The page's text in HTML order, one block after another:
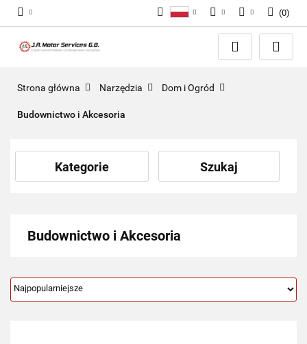
GBP
Zaloguj się
Dodaj zgłoszenie
(0)
Strona główna Narzędzia Dom i Ogród
Budownictwo i Akcesoria
Kategorie Szukaj
Budownictwo i Akcesoria